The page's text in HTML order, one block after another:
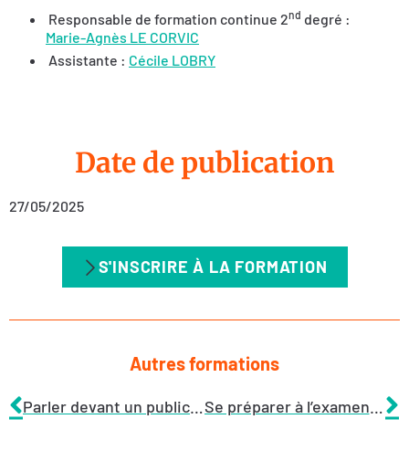
Responsable de formation continue 2nd degré :
Marie-Agnès LE CORVIC
Assistante : Cécile LOBRY
Date de publication
27/05/2025
S'INSCRIRE À LA FORMATION
Autres formations
Parler devant un public, ça s’apprend au collège : activités ludiques et idées d’ateliers Se préparer à l’examen complémentaire « Enseignement en langue vivante étrangère dans une Discipline Non Linguistique (DNL) »